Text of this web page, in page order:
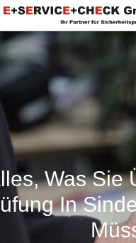
Was Sie
In